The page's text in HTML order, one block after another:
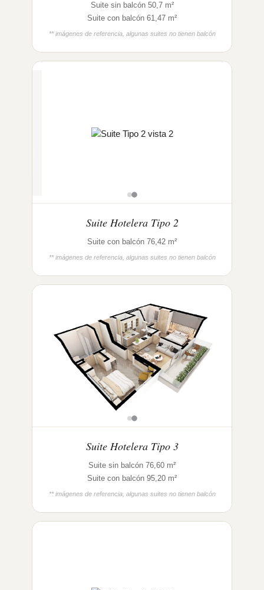
Suite sin balcón 50,7 m²
Suite con balcón 61,47 m²
** imágenes de referencia, algunas suites no tienen balcón
Suite Hotelera Tipo 2
Suite con balcón 76,42 m²
** imágenes de referencia, algunas suites no tienen balcón
Suite Hotelera Tipo 3
Suite sin balcón 76,60 m²
Suite con balcón 95,20 m²
** imágenes de referencia, algunas suites no tienen balcón